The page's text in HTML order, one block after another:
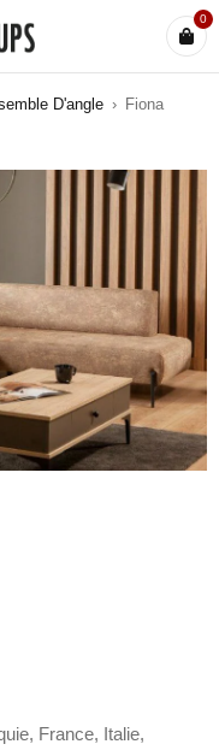
0
D'angle › Fiona
France, Italie,